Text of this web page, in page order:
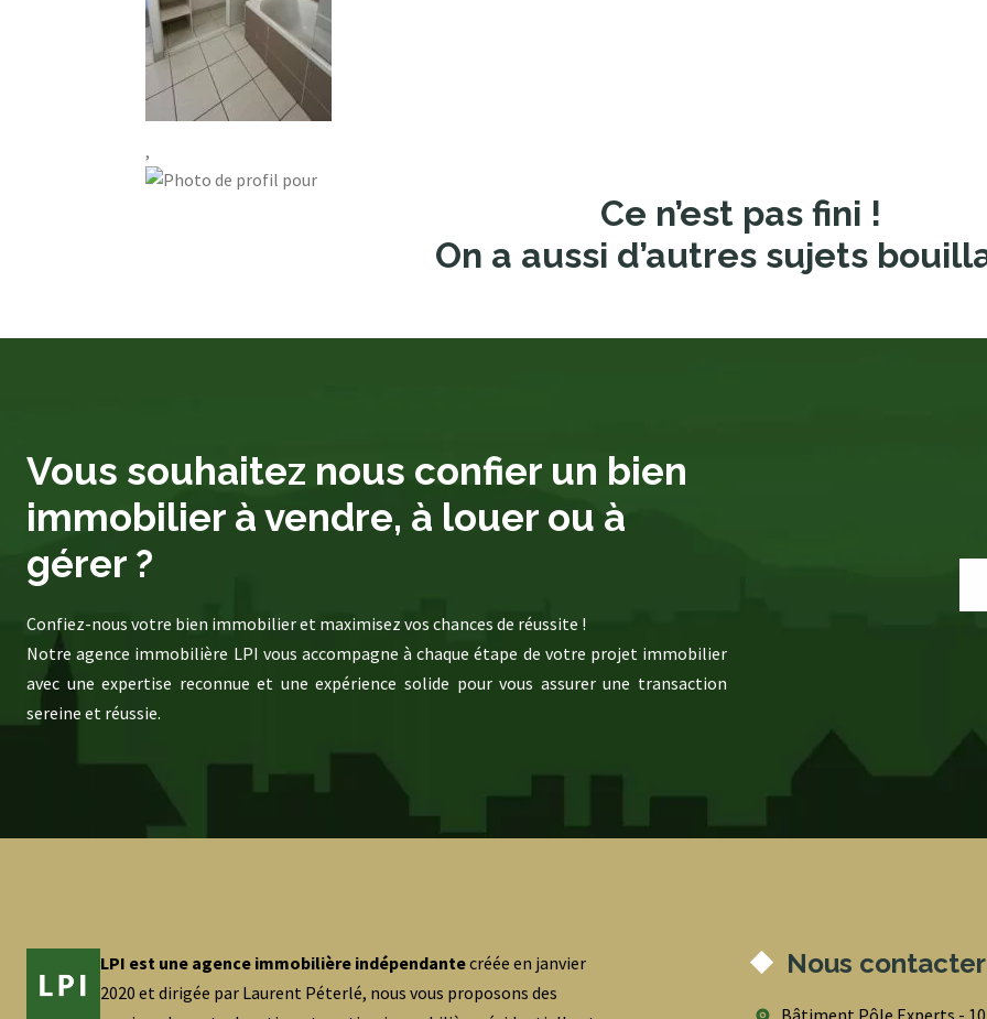
,
Ce n’est pas fini !
On a aussi d’autres sujets
Vous souhaitez nous confier un bien
immobilier à vendre, à louer ou à
gérer ?
Confiez-nous votre bien immobilier et maximisez vos chances de réussite !
Notre agence immobilière LPI vous accompagne à chaque étape de votre projet immobilier
avec une expertise reconnue et une expérience solide pour vous assurer une transaction
sereine et réussie.
LPI est une agence immobilière indépendantecréée en janvier
2020 et dirigée par Laurent Péterlé, nous vous proposons des
Nous contacter